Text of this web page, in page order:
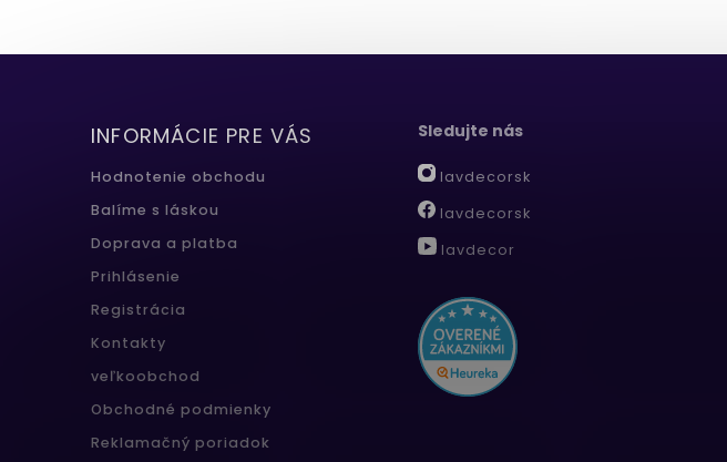
INFORMÁCIE PRE VÁS
Hodnotenie obchodu
Balíme s láskou
Doprava a platba
Prihlásenie
Registrácia
Kontakty
veľkoobchod
Obchodné podmienky
Reklamačný poriadok
Sledujte nás
lavdecorsk
lavdecorsk
lavdecor